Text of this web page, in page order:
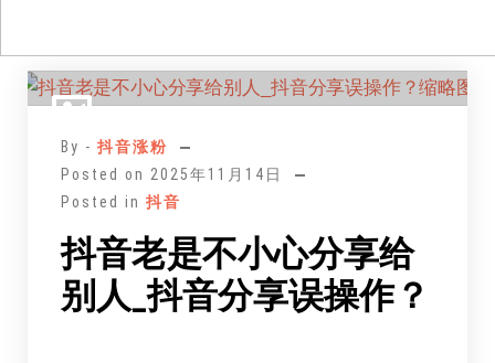
By - 抖音涨粉
Posted on 2025年11月14日
Posted in 抖音
抖音老是不小心分享给
别人_抖音分享误操作？